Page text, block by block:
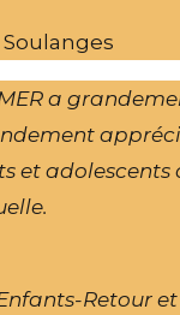
a
et
Retour